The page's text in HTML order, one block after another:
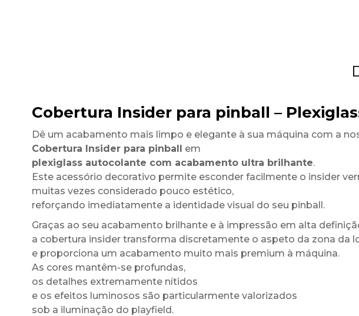
Cobertura Insider para pinball –
Dê um acabamento mais limpo e elegante à sua máquina com a
Cobertura Insider para pinball em
plexiglass autocolante com acabamento ultra brilhante.
Este acessório decorativo permite esconder facilmente o insider
muitas vezes considerado pouco estético,
reforçando imediatamente a identidade visual do seu pinball.
Graças ao seu acabamento brilhante e à impressão em alta
a cobertura insider transforma discretamente o aspeto da zona da
e proporciona um acabamento muito mais premium à máquina.
As cores mantêm-se profundas,
os detalhes extremamente nítidos
e os efeitos luminosos são particularmente valorizados
sob a iluminação do playfield.